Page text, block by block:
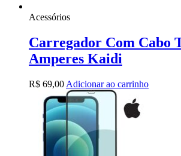
Acessórios
Carregador Com Cabo
Amperes Kaidi
R$ 69,00 Adicionar ao carrinho